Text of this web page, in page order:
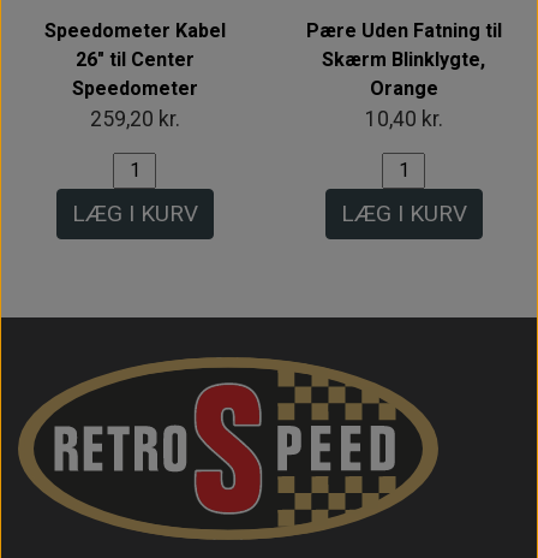
Speedometer Kabel
26" til Center
Speedometer
259,20 kr.
LÆG I KURV
Pære Uden Fatning til
Skærm Blinklygte,
Orange
10,40 kr.
LÆG I KURV